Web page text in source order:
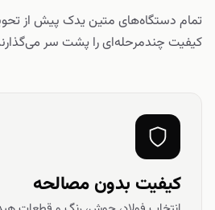
تمام دستگاه‌های متین یدک پیش از
کیفیت چندمرحله‌ای را پشت سر
کیفیت بدون مصالحه